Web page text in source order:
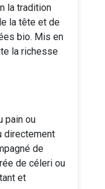
la tradition
la tête et de
bio. Mis en
la richesse
pain ou
directement
de
de céleri ou
et